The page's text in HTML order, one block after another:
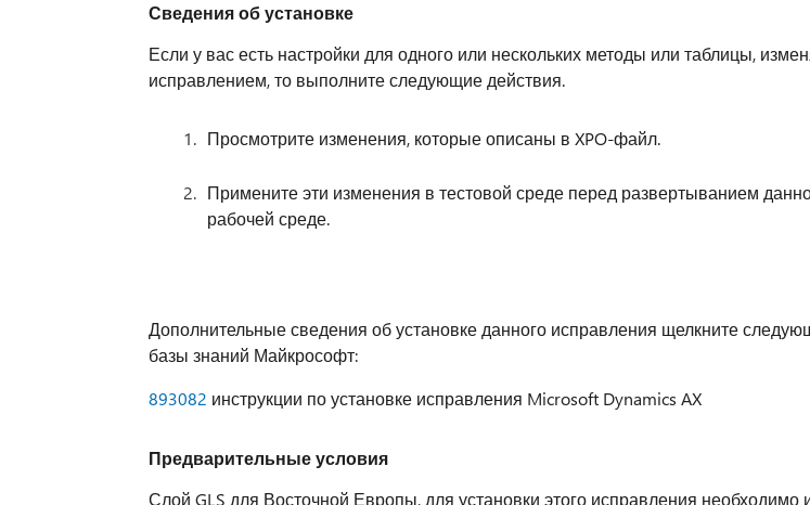
Сведения об установке
Если у вас есть настройки для одного или нескольких методы или таблицы,
исправлением, то выполните следующие действия.
Просмотрите изменения, которые описаны в XPO-файл.
Примените эти изменения в тестовой среде перед развертыванием
рабочей среде.
Дополнительные сведения об установке данного исправления щелкните
базы знаний Майкрософт:
893082 инструкции по установке исправления Microsoft Dynamics AX
Предварительные условия
Слой GLS для Восточной Европы, для установки этого исправления необходимо